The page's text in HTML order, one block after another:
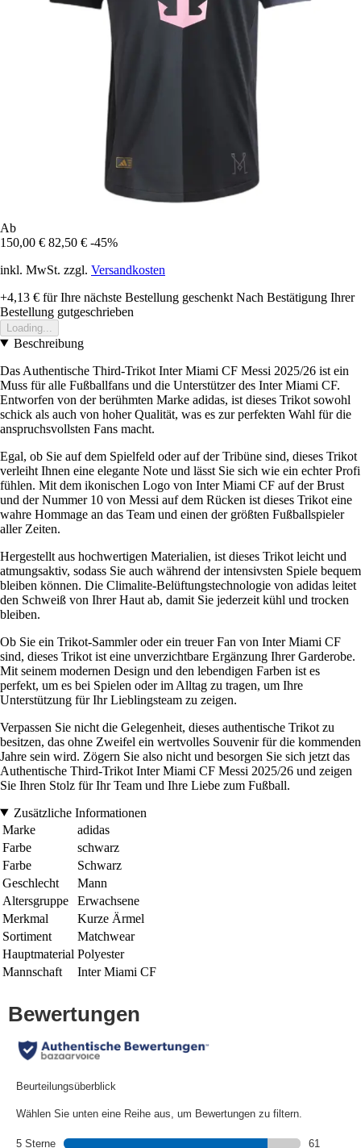
Ab
150,00 € 82,50 € -45%
inkl. MwSt. zzgl. Versandkosten
+4,13 € für Ihre nächste Bestellung geschenkt Nach Bestätigung Ihrer
Bestellung gutgeschrieben
Loading...
Beschreibung
Das Authentische Third-Trikot Inter Miami CF Messi 2025/26 ist ein
Muss für alle Fußballfans und die Unterstützer des Inter Miami CF.
Entworfen von der berühmten Marke adidas, ist dieses Trikot sowohl
schick als auch von hoher Qualität, was es zur perfekten Wahl für die
anspruchsvollsten Fans macht.
Egal, ob Sie auf dem Spielfeld oder auf der Tribüne sind, dieses Trikot
verleiht Ihnen eine elegante Note und lässt Sie sich wie ein echter Profi
fühlen. Mit dem ikonischen Logo von Inter Miami CF auf der Brust
und der Nummer 10 von Messi auf dem Rücken ist dieses Trikot eine
wahre Hommage an das Team und einen der größten Fußballspieler
aller Zeiten.
Hergestellt aus hochwertigen Materialien, ist dieses Trikot leicht und
atmungsaktiv, sodass Sie auch während der intensivsten Spiele bequem
bleiben können. Die Climalite-Belüftungstechnologie von adidas leitet
den Schweiß von Ihrer Haut ab, damit Sie jederzeit kühl und trocken
bleiben.
Ob Sie ein Trikot-Sammler oder ein treuer Fan von Inter Miami CF
sind, dieses Trikot ist eine unverzichtbare Ergänzung Ihrer Garderobe.
Mit seinem modernen Design und den lebendigen Farben ist es
perfekt, um es bei Spielen oder im Alltag zu tragen, um Ihre
Unterstützung für Ihr Lieblingsteam zu zeigen.
Verpassen Sie nicht die Gelegenheit, dieses authentische Trikot zu
besitzen, das ohne Zweifel ein wertvolles Souvenir für die kommenden
Jahre sein wird. Zögern Sie also nicht und besorgen Sie sich jetzt das
Authentische Third-Trikot Inter Miami CF Messi 2025/26 und zeigen
Sie Ihren Stolz für Ihr Team und Ihre Liebe zum Fußball.
Zusätzliche Informationen
Marke
adidas
Farbe
schwarz
Farbe
Schwarz
Geschlecht
Mann
Altersgruppe
Erwachsene
Merkmal
Kurze Ärmel
Sortiment
Matchwear
Hauptmaterial Polyester
Mannschaft
Inter Miami CF